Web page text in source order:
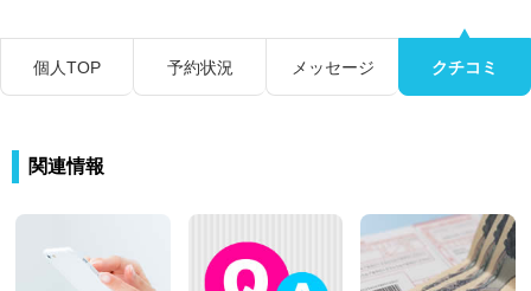
個人TOP 予約状況 メッセージ クチコミ
関連情報